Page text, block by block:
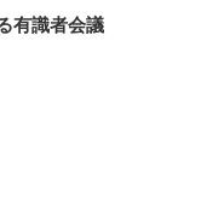
有識者会議